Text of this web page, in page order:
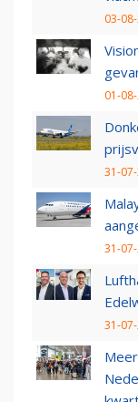
03-
01-
31-
31-
31-